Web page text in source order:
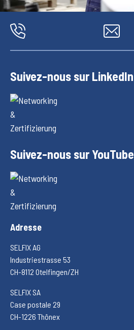
Suivez-nous sur LinkedIn
Suivez-nous sur YouTube
Adresse
SELFIX AG
Industriestrasse 53
CH-8112 Otelfingen/ZH
SELFIX SA
Case postale 29
CH-1226 Thônex